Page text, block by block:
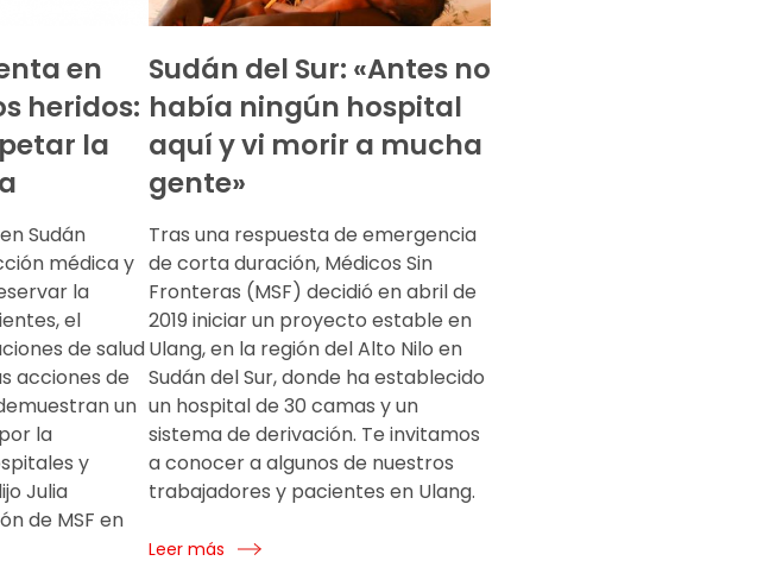
en
heridos:
la
Sudán
médica y
la
el
de salud
acciones de
un
la
y
Julia
de MSF en
Sudán del Sur: «Antes no
había ningún hospital
aquí y vi morir a mucha
gente»
Tras una respuesta de emergencia
de corta duración, Médicos Sin
Fronteras (MSF) decidió en abril de
2019 iniciar un proyecto estable en
Ulang, en la región del Alto Nilo en
Sudán del Sur, donde ha establecido
un hospital de 30 camas y un
sistema de derivación. Te invitamos
a conocer a algunos de nuestros
trabajadores y pacientes en Ulang.
Leer más